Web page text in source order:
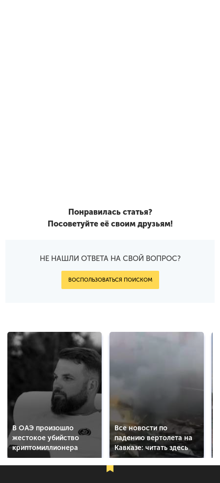
Понравилась статья?
Посоветуйте её своим друзьям!
НЕ НАШЛИ ОТВЕТА НА СВОЙ ВОПРОС?
ВОСПОЛЬЗОВАТЬСЯ ПОИСКОМ
В ОАЭ произошло
жестокое убийство
криптомиллионера
Все новости по
падению вертолета на
Кавказе: читать здесь